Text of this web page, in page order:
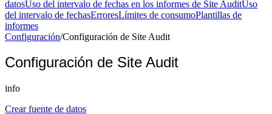
datosUso del intervalo de fechas en los informes de Site AuditUso
del intervalo de fechasErroresLímites de consumoPlantillas de
informes
Configuración/Configuración de Site Audit
Configuración de Site Audit
info
Crear fuente de datos